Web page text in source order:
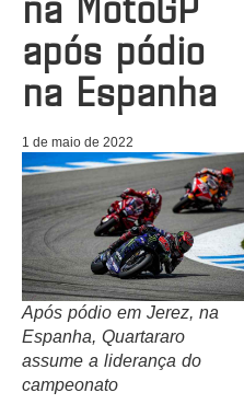
após pódio
na Espanha
1 de maio de 2022
Após pódio em Jerez, na
Espanha, Quartararo
assume a liderança do
campeonato